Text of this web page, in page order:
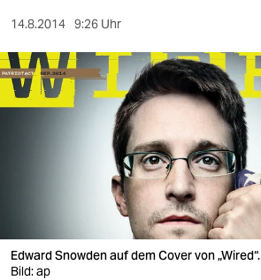
sport
berlin
nord
veranstaltungen
14.8.2014 9:26 Uhr
Edward Snowden auf dem Cover von „Wired“.
Bild: ap